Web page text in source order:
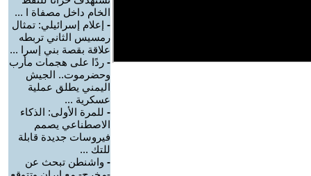
الخام داخل مصفاة ا ...
- إعلام إسرائيلي: تمثال
رمسيس الثاني تربطه
علاقة بقصة بني إسرا ...
- ردًا على هجمات مأرب
وحضرموت.. الجيش
اليمني يطلق عملية
عسكرية ...
- للمرة الأولى: الذكاء
الاصطناعي يصمم
فيروسات جديدة قابلة
للتك ...
- واشنطن تبحث عن